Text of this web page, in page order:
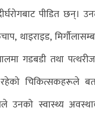
पीडित छन्।
थाइराइड,
गडबडी तथा
चिकित्सकहरूले
उनको स्वास्थ्य